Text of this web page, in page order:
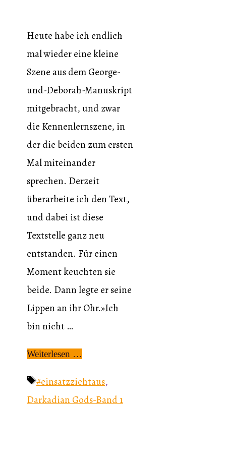
Heute habe ich endlich
mal wieder eine kleine
Szene aus dem George-
und-Deborah-Manuskript
mitgebracht, und zwar
die Kennenlernszene, in
der die beiden zum ersten
Mal miteinander
sprechen. Derzeit
überarbeite ich den Text,
und dabei ist diese
Textstelle ganz neu
entstanden. Für einen
Moment keuchten sie
beide. Dann legte er seine
Lippen an ihr Ohr.»Ich
bin nicht …
Weiterlesen …
Schlagwörter
#einsatzziehtaus,
Darkadian Gods-Band 1